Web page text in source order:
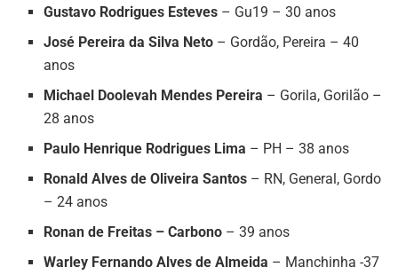
Gustavo Rodrigues Esteves – Gu19 – 30 anos
José Pereira da Silva Neto – Gordão, Pereira – 40
anos
Michael Doolevah Mendes Pereira – Gorila, Gorilão –
28 anos
Paulo Henrique Rodrigues Lima – PH – 38 anos
Ronald Alves de Oliveira Santos – RN, General, Gordo
– 24 anos
Ronan de Freitas – Carbono – 39 anos
Warley Fernando Alves de Almeida – Manchinha -37